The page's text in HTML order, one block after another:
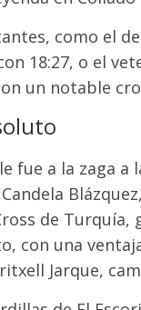
como el
18:27, o el
un notable
fue a la zaga
de
con una
Jarque,